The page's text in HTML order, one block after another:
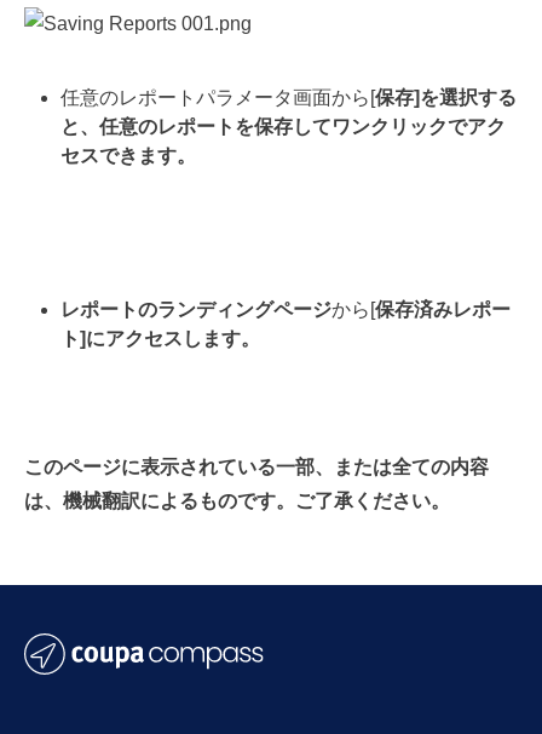
任意のレポートパラメータ画面から[保存]を選択する
と、任意のレポートを保存してワンクリックでアク
セスできます。
レポートのランディングページから[保存済みレポー
ト]にアクセスします。
このページに表示されている一部、または全ての内容
は、機械翻訳によるものです。ご了承ください。